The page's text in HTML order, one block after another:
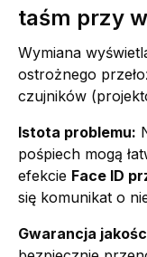
taśm przy
Wymiana
ostrożnego
czujników
Istota problemu:
pośpiech mogą
efekcie Face ID
się komunikat o
Gwarancja